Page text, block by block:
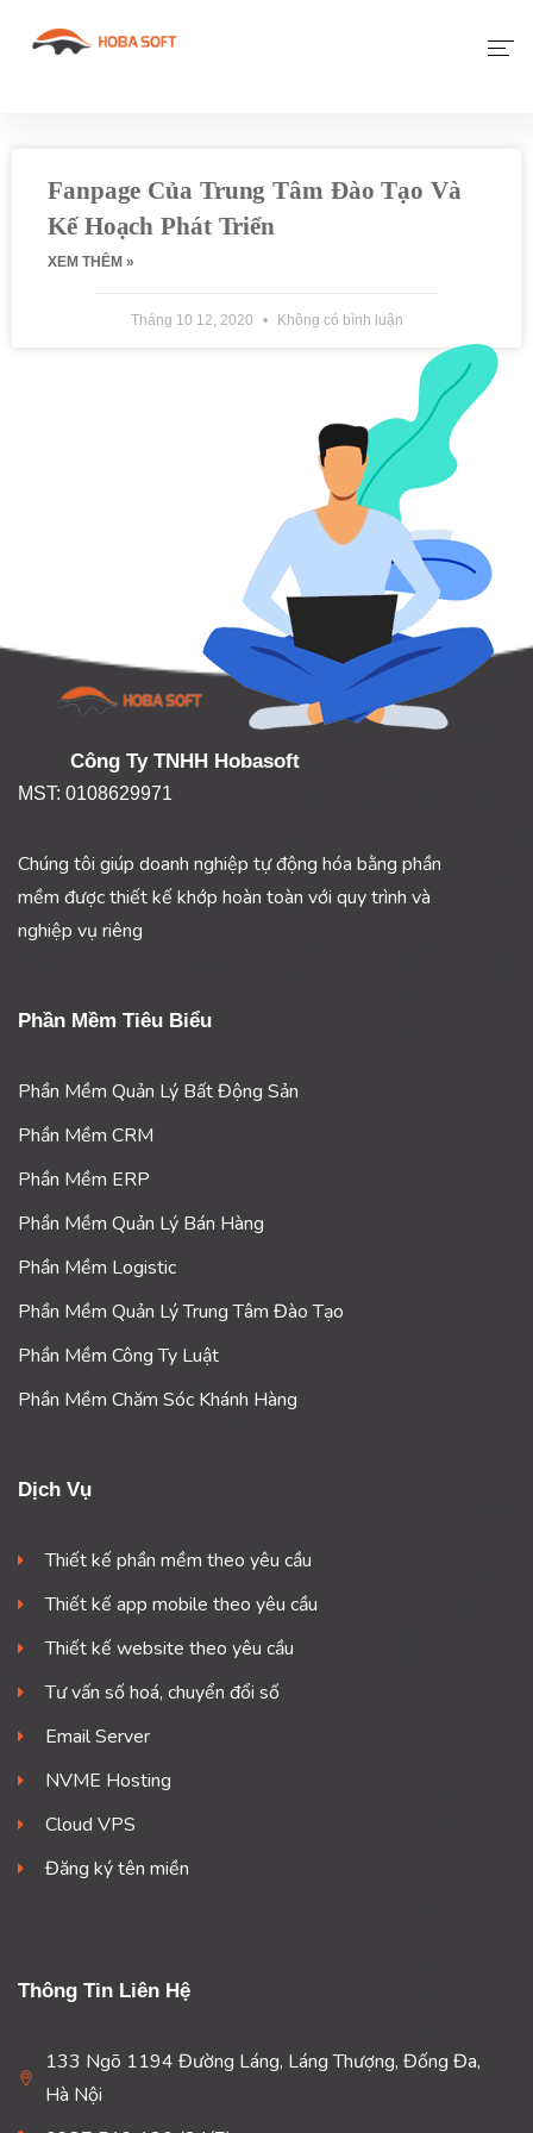
Dịch Vụ Khác
Fanpage Của Trung Tâm Đào Tạo Và
Kế Hoạch Phát Triển
XEM THÊM »
Tháng 10 12, 2020 Không có bình luận
Công Ty TNHH Hobasoft
MST: 0108629971
Chúng tôi giúp doanh nghiệp tự động hóa bằng phần
mềm được thiết kế khớp hoàn toàn với quy trình và
nghiệp vụ riêng
Phần Mềm Tiêu Biểu
Phần Mềm Quản Lý Bất Động Sản
Phần Mềm CRM
Phần Mềm ERP
Phần Mềm Quản Lý Bán Hàng
Phần Mềm Logistic
Phần Mềm Quản Lý Trung Tâm Đào Tạo
Phần Mềm Công Ty Luật
Phần Mềm Chăm Sóc Khánh Hàng
Dịch Vụ
Thiết kế phần mềm theo yêu cầu
Thiết kế app mobile theo yêu cầu
Thiết kế website theo yêu cầu
Tư vấn số hoá, chuyển đổi số
Email Server
NVME Hosting
Cloud VPS
Đăng ký tên miền
Thông Tin Liên Hệ
133 Ngõ 1194 Đường Láng, Láng Thượng, Đống Đa,
Hà Nội